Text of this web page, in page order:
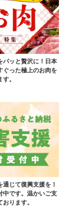
パッと贅沢に！日本
ぐった極上のお肉を
。
じて復興支援を！
中です。温かいご支
ります。